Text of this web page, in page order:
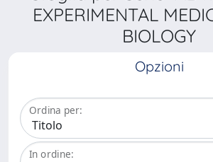
EXPERIMENTAL
BIOLOGY
Opzioni
Ordina per:
In ordine: